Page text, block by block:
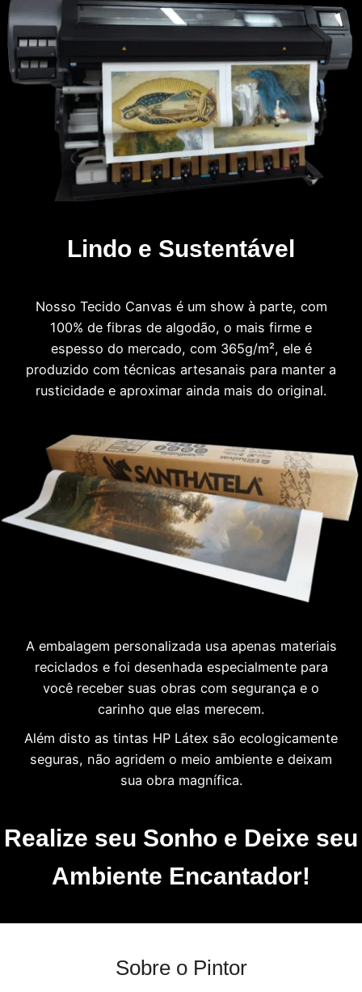
Lindo e Sustentável
Nosso Tecido Canvas é um show à parte, com
100% de fibras de algodão, o mais firme e
espesso do mercado, com 365g/m², ele é
produzido com técnicas artesanais para manter a
rusticidade e aproximar ainda mais do original.
A embalagem personalizada usa apenas materiais
reciclados e foi desenhada especialmente para
você receber suas obras com segurança e o
carinho que elas merecem.
Além disto as tintas HP Látex são ecologicamente
seguras, não agridem o meio ambiente e deixam
sua obra magnífica.
Realize seu Sonho e Deixe seu
Ambiente Encantador!
Sobre o Pintor